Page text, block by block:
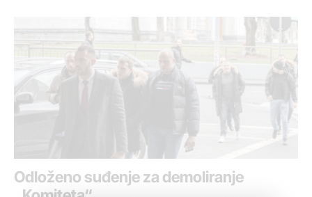
Odloženo suđenje za demoliranje